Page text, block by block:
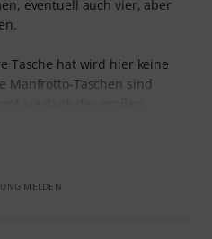
eventuell auch vier, aber
Tasche hat wird hier keine
Manfrotto-Taschen sind
MELDEN